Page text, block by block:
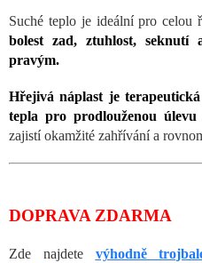
Suché teplo je ideální pro celou
bolest zad, ztuhlost,
pravým.
Hřejivá náplast je
tepla pro prodlouženou úlevu
zajistí okamžité zahřívání a
DOPRAVA ZDARMA
Zde najdete výhodně